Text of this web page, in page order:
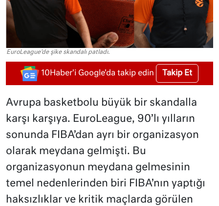
EuroLeague'de şike skandalı patladı.
10Haber'i Google'da takip edin Takip Et
Avrupa basketbolu büyük bir skandalla
karşı karşıya. EuroLeague, 90’lı yılların
sonunda FIBA’dan ayrı bir organizasyon
olarak meydana gelmişti. Bu
organizasyonun meydana gelmesinin
temel nedenlerinden biri FIBA’nın yaptığı
haksızlıklar ve kritik maçlarda görülen